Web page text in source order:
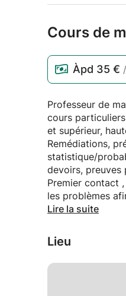
Cours de
Àpd 35 €
Professeur de
cours
et supérieur,
Remédiations,
statistique/
devoirs, preuves
Premier contact
les problèmes
N’hésitez pas à
Lire la suite
Lieu